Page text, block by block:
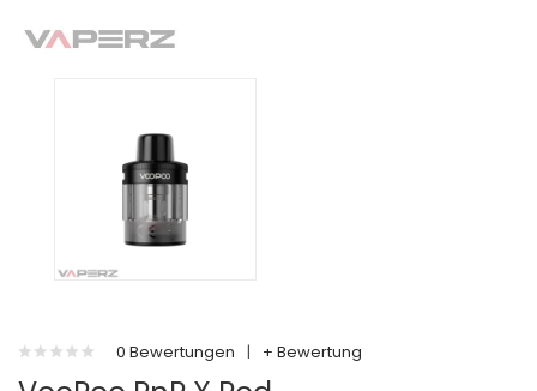
0 Bewertungen | + Bewertung